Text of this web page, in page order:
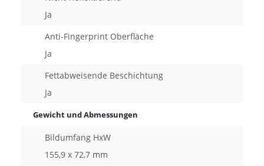
Ja
Anti-Fingerprint Oberfläche
Ja
Fettabweisende Beschichtung
Ja
Gewicht und Abmessungen
Bildumfang HxW
155,9 x 72,7 mm